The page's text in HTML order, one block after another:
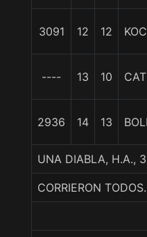
3091 12 12
---- 13 10
2936 14 13
UNA DIABLA, H.A.,
CORRIERON TODOS.